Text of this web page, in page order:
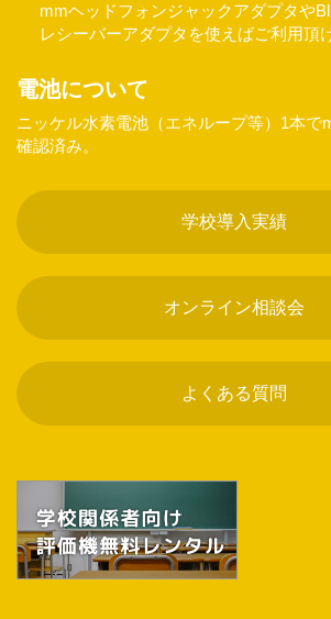
mmヘッドフォンジャックアダプタや
レシーバーアダプタを使えばご利用頂
電池について
ニッケル水素電池（エネループ等）1本で
確認済み。
学校導入実績
オンライン相談会
よくある質問